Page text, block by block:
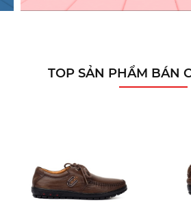
TOP SẢN PHẨM BÁN